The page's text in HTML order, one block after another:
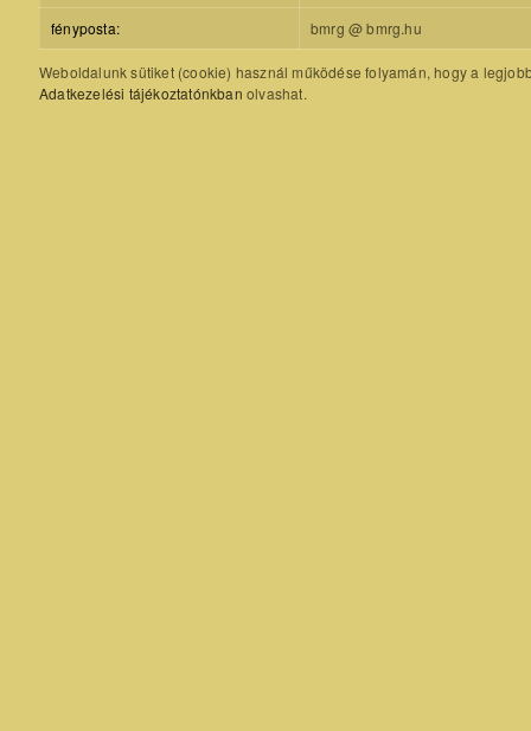
fényposta: bmrg @ bmrg.hu
Weboldalunk sütiket (cookie) használ működése folyamán, hogy a
Adatkezelési tájékoztatónkban olvashat.